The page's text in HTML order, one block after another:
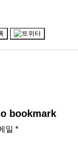
bookmark
일 *